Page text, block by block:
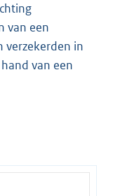
van een
verzekerden in
van een